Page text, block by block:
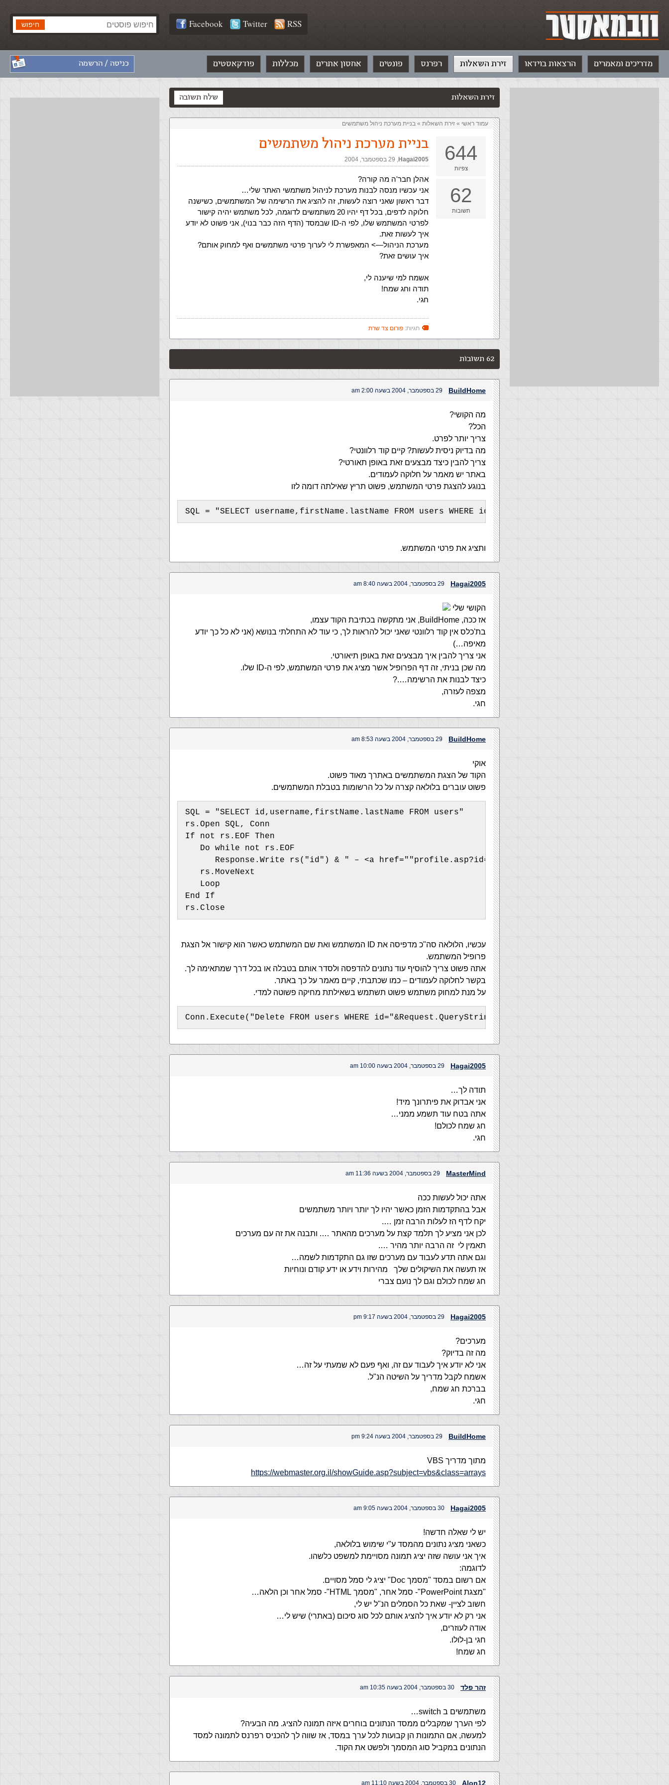
Facebook Twitter RSS
כניסה / הרשמה מדריכים ומאמרים הרצאות בוידאו זירת השאלות רפרנס פונטים אחסון אתרים מכללות פודקאסטים
שלח תשובה זירת השאלות
עמוד ראשי » ‏זירת השאלות‏ » בניית מערכת ניהול משתמשים
644
צפיות
62
תשובות
בניית מערכת ניהול משתמשים
Hagai2005
,‏ 29 בספטמבר, 2004
אהלן חבר'ה מה קורה?
אני עכשיו מנסה לבנות מערכת לניהול משתמשי האתר שלי…
דבר ראשון שאני רוצה לעשות, זה להציג את הרשימה של המשתמשים, כשישנה
חלוקה לדפים, בכל דף יהיו 20 משתמשים לדוגמה, לכל משתמש יהיה קישור
לפרטי המשתמש שלו, לפי ה-ID שבמסד (הדף הזה כבר בנוי), אני פשוט לא יודע
איך לעשות זאת.
מערכת הניהול—> המאפשרת לי לערוך פרטי משתמשים ואף למחוק אותם?
איך עושים זאת?
אשמח למי שיענה לי,
תודה וחג שמח!
חגי.
תגיות: פורום צד שרת
62 תשובות
BuildHome 29 בספטמבר, 2004 בשעה 2:00 am
מה הקושי?
הכל?
צריך יותר לפרט.
מה בדיוק ניסית לעשות? קיים קוד רלוונטי?
צריך להבין כיצד מבצעים זאת באופן תאורטי?
באתר יש מאמר על חלוקה לעמודים.
בנוגע להצגת פרטי המשתמש, פשוט תריץ שאילתה דומה לזו
SQL = "SELECT username,firstName.lastName FROM users WHERE id="&Request.QueryString("id")
ותציג את פרטי המשתמש.
Hagai2005 29 בספטמבר, 2004 בשעה 8:40 am
הקושי שלי
אז ככה, BuildHome, אני מתקשה בכתיבת הקוד עצמו,
בת'כלס אין קוד רלוונטי שאני יכול להראות לך, כי עוד לא התחלתי בנושא (אני לא כל כך יודע
מאיפה…)
אני צריך להבין איך מבצעים זאת באופן תיאורטי.
מה שכן בניתי, זה דף הפרופיל אשר מציג את פרטי המשתמש, לפי ה-ID שלו.
כיצד לבנות את הרשימה….?
מצפה לעזרה,
חגי.
BuildHome 29 בספטמבר, 2004 בשעה 8:53 am
אוקי
הקוד של הצגת המשתמשים באתרך מאוד פשוט.
פשוט עוברים בלולאה קצרה על כל הרשומות בטבלת המשתמשים.
SQL = "SELECT id,username,firstName.lastName FROM users"
rs.Open SQL, Conn
If not rs.EOF Then
Do while not rs.EOF
Response.Write rs("id") & " – <a href=""profile.asp?id="&rs("id")&""">" & rs("username") &
rs.MoveNext
Loop
End If
rs.Close
עכשיו, הלולאה סה"כ מדפיסה את ID המשתמש ואת שם המשתמש כאשר הוא קישור אל הצגת
פרופיל המשתמש.
אתה פשוט צריך להוסיף עוד נתונים להדפסה ולסדר אותם בטבלה או בכל דרך שמתאימה לך.
בקשר לחלוקה לעמודים – כמו שכתבתי, קיים מאמר על כך באתר.
על מנת למחוק משתמש פשוט תשתמש בשאילתת מחיקה פשוטה למדי.
Conn.Execute("Delete FROM users WHERE id="&Request.QueryString("id"))
Hagai2005 29 בספטמבר, 2004 בשעה 10:00 am
תודה לך…
אני אבדוק את פיתרונך מיד!
אתה בטח עוד תשמע ממני…
חג שמח לכולם!
חגי.
MasterMind 29 בספטמבר, 2004 בשעה 11:36 am
אתה יכול לעשות ככה
אבל בהתקדמות הזמן כאשר יהיו לך יותר ויותר משתמשים
יקח לדף הז לעלות הרבה זמן ….
לכן אני מציע לך תלמד קצת על מערכים מהאתר …. ותבנה את זה עם מערכים
תאמין לי זה הרבה יותר מהיר ….
וגם אתה תדע לעבוד עם מערכים שזו גם התקדמות לשמה…
אז תעשה את השיקולים שלך מהירות וידע או ידע קודם ונוחיות
חג שמח לכולם וגם לך נועם צברי
Hagai2005 29 בספטמבר, 2004 בשעה 9:17 pm
מערכים?
מה זה בדיוק?
אני לא יודע איך לעבוד עם זה, ואף פעם לא שמעתי על זה…
אשמח לקבל מדריך על השיטה הנ"ל.
בברכת חג שמח,
חגי.
BuildHome 29 בספטמבר, 2004 בשעה 9:24 pm
מתוך מדריך VBS
https://webmaster.org.il/showGuide.asp?subject=vbs&class=arrays
Hagai2005 30 בספטמבר, 2004 בשעה 9:05 am
יש לי שאלה חדשה!
כשאני מציג נתונים מהמסד ע"י שימוש בלולאה,
איך אני עושה שזה יציג תמונה מסויימת למשפט כלשהו.
לדוגמה:
אם רשום במסד "מסמך Doc" יציג לי סמל מסויים.
"מצגת PowerPoint"- סמל אחר, "מסמך HTML"- סמל אחר וכן הלאה…
חשוב לציין- שאת כל הסמלים הנ"ל יש לי,
אני רק לא יודע איך להציג אותם לכל סוג סיכום (באתרי) שיש לי…
אודה לעוזרים,
חגי בן-לולו.
חג שמח!
זהר פלד 30 בספטמבר, 2004 בשעה 10:35 am
משתמשים ב switch…
לפי הערך שמקבלים ממסד הנתונים בוחרים איזה תמונה להציג. מה הבעיה?
למעשה, אם התמונות הן קבועות לכל ערך במסד, אז שווה לך להכניס רפרנס לתמונה למסד
הנתונים במקביל סוג המסמך ולפשט את הקוד.
Alon12 30 בספטמבר, 2004 בשעה 11:10 am